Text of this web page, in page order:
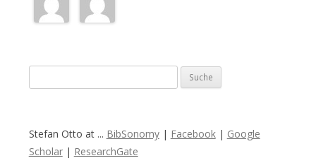
u
h
e
Stefan Otto at ... BibSonomy| Facebook| Google
Scholar| ResearchGate